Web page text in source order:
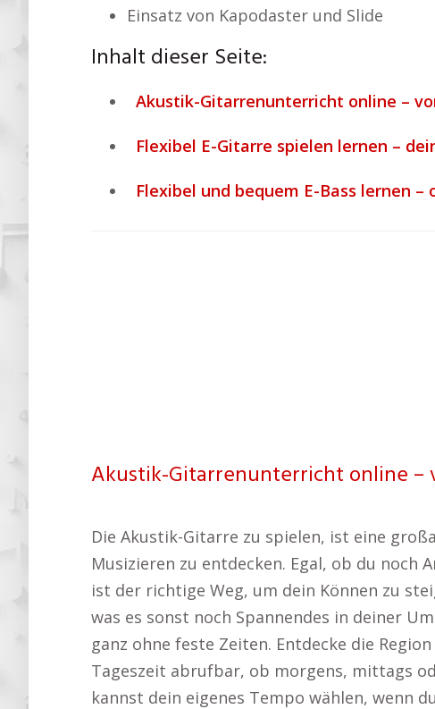
Einsatz von Kapodaster und Slide
Inhalt dieser Seite:
Akustik-Gitarrenunterricht online –
Flexibel E-Gitarre spielen lernen –
Flexibel und bequem E-Bass lernen –
Akustik-Gitarrenunterricht online –
Die Akustik-Gitarre zu spielen, ist eine
Musizieren zu entdecken. Egal, ob du
ist der richtige Weg, um dein Können zu
was es sonst noch Spannendes in deiner
ganz ohne feste Zeiten. Entdecke die
Tageszeit abrufbar, ob morgens, mittags
kannst dein eigenes Tempo wählen, wenn